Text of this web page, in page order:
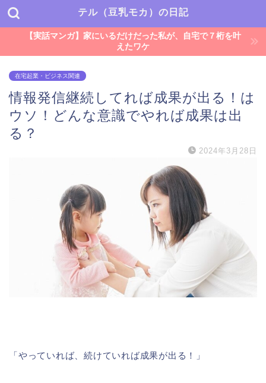
テル（豆乳モカ）の日記
【実話マンガ】家にいるだけだった私が、自宅で７桁を叶
えたワケ
在宅起業・ビジネス関連
情報発信継続してれば成果が出る！は
ウソ！どんな意識でやれば成果は出
る？
2024年3月28日
「やっていれば、続けていれば成果が出る！」